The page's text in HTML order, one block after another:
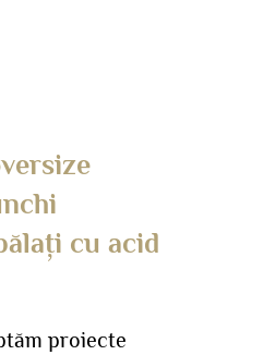
cu acid
proiecte